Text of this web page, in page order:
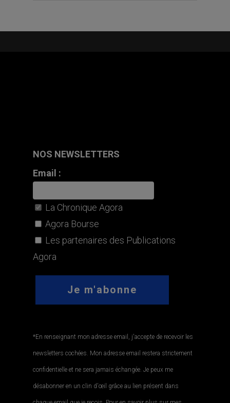
NOS NEWSLETTERS
Email :
La Chronique Agora
Agora Bourse
Les partenaires des Publications
Agora
*En renseignant mon adresse email, j'accepte de recevoir les
newsletters cochées. Mon adresse email restera strictement
confidentielle et ne sera jamais échangée. Je peux me
désabonner en un clin d'œil grâce au lien présent dans